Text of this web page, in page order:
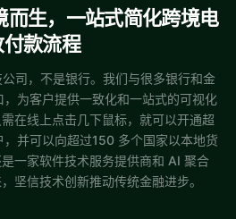
生，一站式简化跨境电
款流程
司，不是银行。我们与很多银行和金
为客户提供一致化和一站式的可视化
在线上点击几下鼠标，就可以开通超
并可以向超过150 多个国家以本地货
一家软件技术服务提供商和 AI 聚合
坚信技术创新推动传统金融进步。